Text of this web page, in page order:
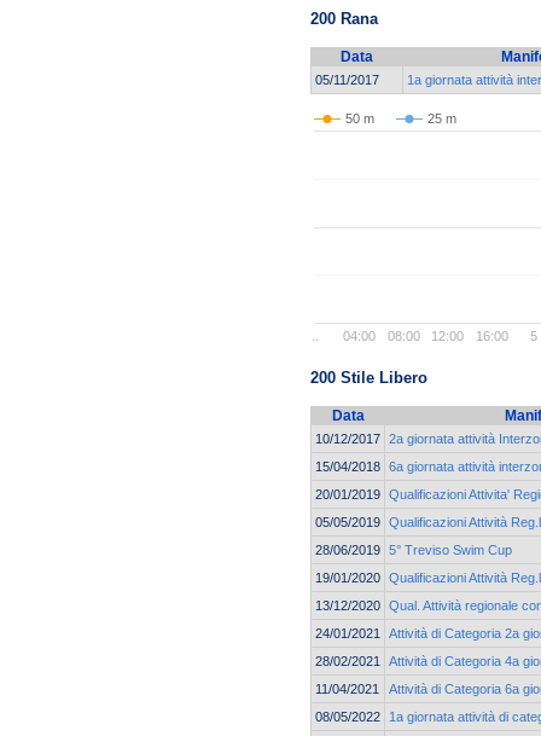
200 Rana
Data
05/11/2017 1a giornata attività
50 m 25 m
5
04:00 08:00 12:00 16:00
200 Stile Libero
Data
10/12/2017 2a giornata attività
15/04/2018 6a giornata attività
20/01/2019 Qualificazioni Attivita'
05/05/2019 Qualificazioni Attività
28/06/2019 5° Treviso Swim Cup
19/01/2020 Qualificazioni Attività
13/12/2020 Qual. Attività regionale
24/01/2021
Attività di Categoria 2a
28/02/2021
Attività di Categoria 4a
11/04/2021
Attività di Categoria 6a
08/05/2022
1a giornata attività di